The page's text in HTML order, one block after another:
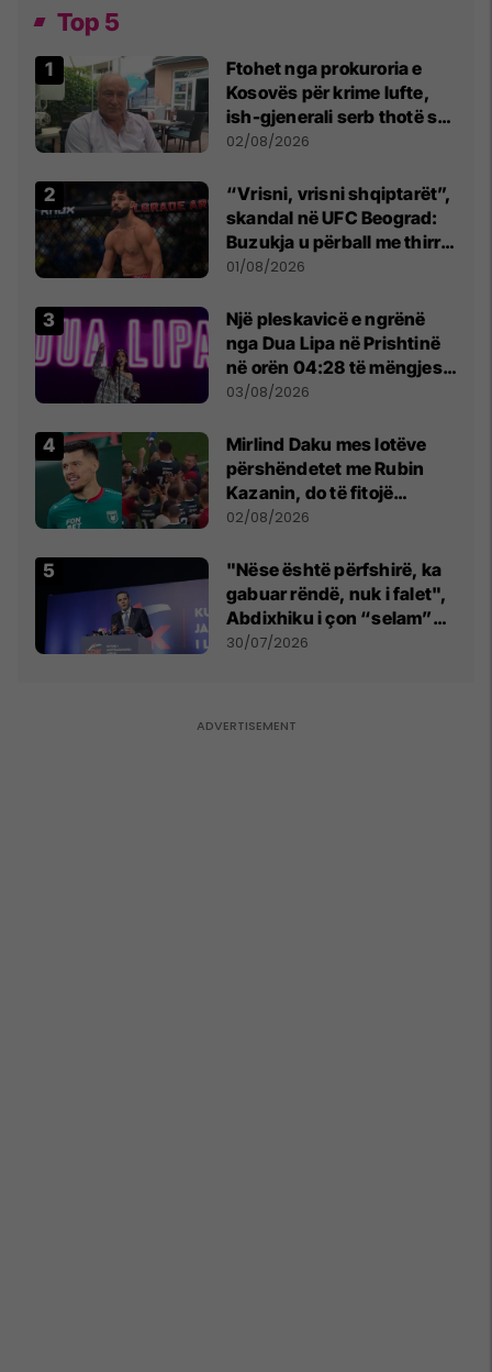
Top 5
Ftohet nga prokuroria e
Kosovës për krime lufte,
ish-gjenerali serb thotë se
dikush e tradhtoi në
02/08/2026
“Vrisni, vrisni shqiptarët”,
skandal në UFC Beograd:
Buzukja u përball me thirrje
anti-shqiptare nga
01/08/2026
Një pleskavicë e ngrënë
nga Dua Lipa në Prishtinë
në orën 04:28 të mëngjesit
- dhe bota digjitale serbe
03/08/2026
Mirlind Daku mes lotëve
përshëndetet me Rubin
Kazanin, do të fitojë
miliona te Spartak Moska
02/08/2026
"Nëse është përfshirë, ka
gabuar rëndë, nuk i falet",
Abdixhiku i çon “selam”
Përparim Ramës
30/07/2026